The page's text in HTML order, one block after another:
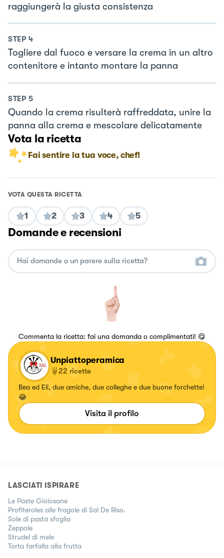
raggiungerà la giusta consistenza
STEP 4
Togliere dal fuoco e versare la crema in un altro
contenitore e intanto montare la panna
STEP 5
Quando la crema risulterà raffreddata, unire la
panna alla crema e mescolare delicatamente
Vota la ricetta
Fai sentire la tua voce, chef!
VOTA QUESTA RICETTA
1 2 3 4 5
Domande e recensioni
Commenta la ricetta: fai una domanda o complimentati! 😋
Unpiattoperamica
22 ricette
Bea ed Eli, due amiche, due colleghe e due buone forchette!
😂
Visita il profilo
LASCIATI ISPIRARE
Le Paste Gioiosane
Profiteroles alle fragole di Sal De Riso.
Sole di pasta sfoglia
Zeppole
Strudel di mele
Torta farfalla alla frutta